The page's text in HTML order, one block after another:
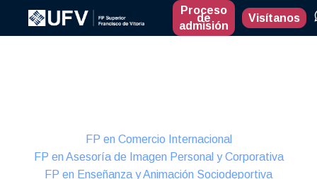
Proceso
de
admisión
Visítanos
FP en Comercio Internacional
FP en Asesoría de Imagen Personal y Corporativa
FP en Enseñanza y Animación Sociodeportiva